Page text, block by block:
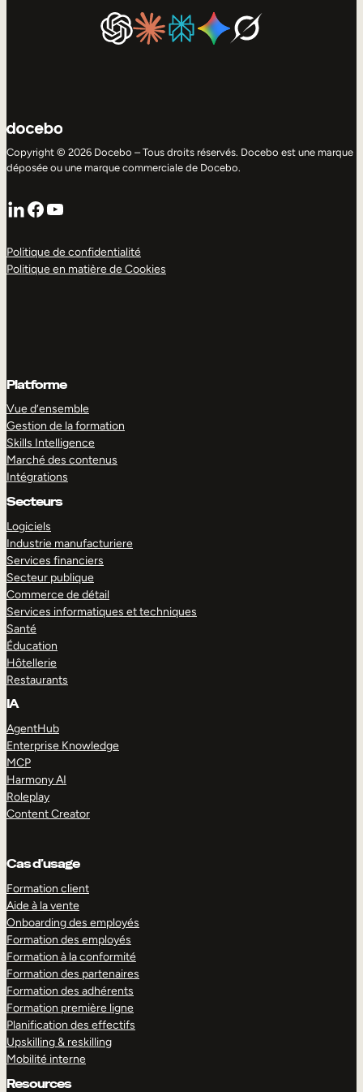
Copyright © 2026 Docebo – Tous droits réservés. Docebo est une marque
déposée ou une marque commerciale de Docebo.
LinkedIn
Facebook
YouTube
Politique de confidentialité
Politique en matière de Cookies
Platforme
Vue d’ensemble
Gestion de la formation
Skills Intelligence
Marché des contenus
Intégrations
Secteurs
Logiciels
Industrie manufacturiere
Services financiers
Secteur publique
Commerce de détail
Services informatiques et techniques
Santé
Éducation
Hôtellerie
Restaurants
IA
AgentHub
Enterprise Knowledge
MCP
Harmony AI
Roleplay
Content Creator
Cas d’usage
Formation client
Aide à la vente
Onboarding des employés
Formation des employés
Formation à la conformité
Formation des partenaires
Formation des adhérents
Formation première ligne
Planification des effectifs
Upskilling & reskilling
Mobilité interne
Resources